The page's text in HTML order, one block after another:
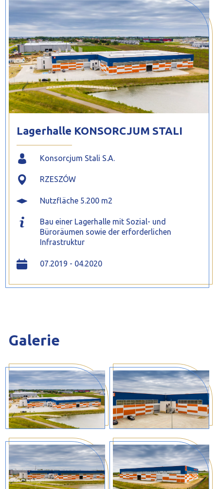
PROFILAR – kaltgeformte Profile
Lagerhalle KONSORCJUM STALI
Konsorcjum Stali S.A.
RZESZÓW
Nutzfläche 5.200 m2
Bau einer Lagerhalle mit Sozial- und
Büroräumen sowie der erforderlichen
Infrastruktur
07.2019 - 04.2020
Galerie